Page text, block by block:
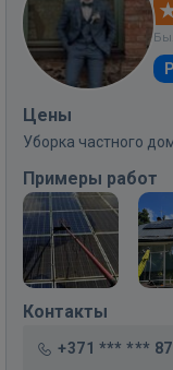
Цены
Уборка частного
Примеры работ
Контакты
+371 *** *** 87